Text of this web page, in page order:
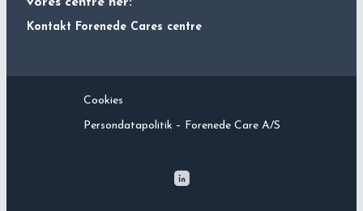
Kontakt Forenede Cares centre
Cookies
Persondatapolitik – Forenede Care A/S